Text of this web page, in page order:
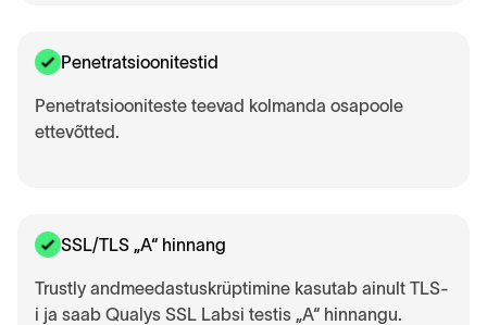
Penetratsioonitestid
Penetratsiooniteste teevad kolmanda osapoole
ettevõtted.
SSL/TLS „A“ hinnang
Trustly andmeedastuskrüptimine kasutab ainult TLS-
i ja saab Qualys SSL Labsi testis „A“ hinnangu.